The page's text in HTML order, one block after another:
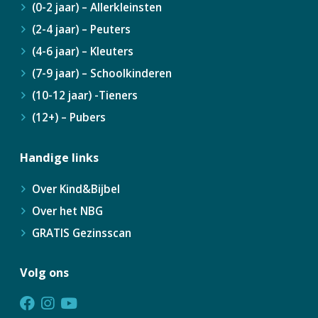
(0-2 jaar) – Allerkleinsten
(2-4 jaar) – Peuters
(4-6 jaar) – Kleuters
(7-9 jaar) – Schoolkinderen
(10-12 jaar) -Tieners
(12+) – Pubers
Handige links
Over Kind&Bijbel
Over het NBG
GRATIS Gezinsscan
Volg ons